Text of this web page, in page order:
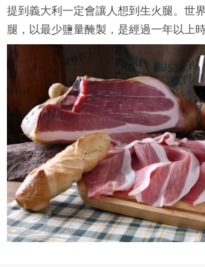
提到義大利一定會讓人想到生火腿。世
腿，以最少鹽量醃製，是經過一年以上